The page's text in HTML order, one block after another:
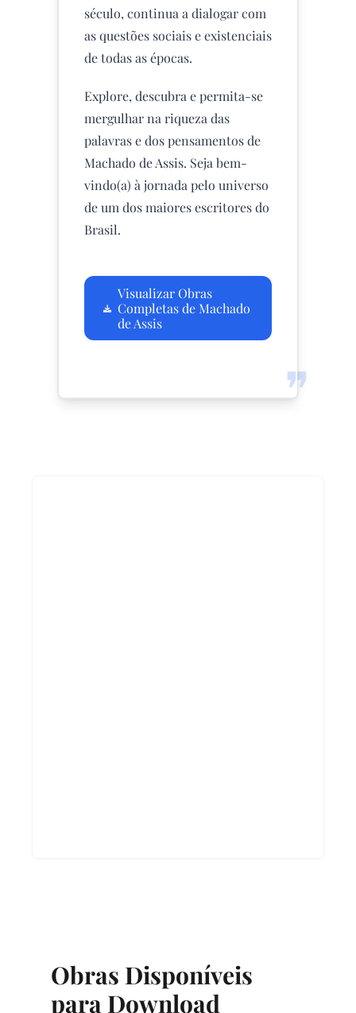
❞
século, continua a dialogar com
as questões sociais e existenciais
de todas as épocas.
Explore, descubra e permita-se
mergulhar na riqueza das
palavras e dos pensamentos de
Machado de Assis. Seja bem-
vindo(a) à jornada pelo universo
de um dos maiores escritores do
Brasil.
Visualizar Obras
Completas de Machado
de Assis
Obras Disponíveis
para Download